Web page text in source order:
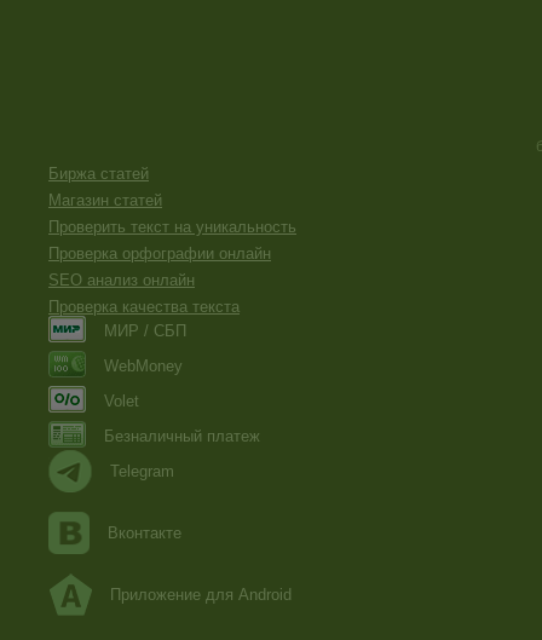
Биржа статей
Магазин статей
Проверить текст на уникальность
Проверка орфографии онлайн
SEO анализ онлайн
Проверка качества текста
МИР / СБП
WebMoney
Volet
Безналичный платеж
Telegram
Вконтакте
Приложение для Android